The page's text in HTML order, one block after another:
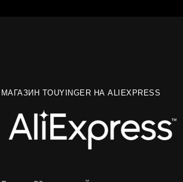
МАГАЗИН TOUYINGER НА ALIEXPRESS